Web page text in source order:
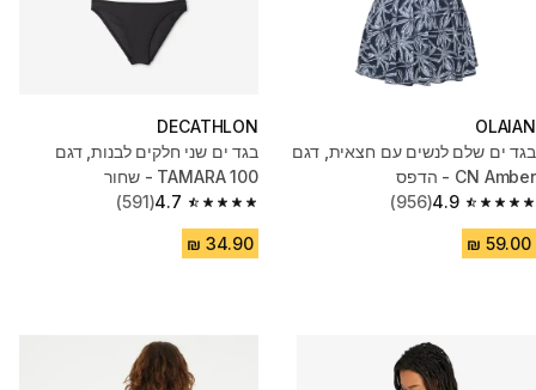
OLAIAN
בגד ים שלם לנשים עם חצאית, דגם
CN Amber - הדפס
4.9
4.9 out of 5 stars from 956 reviews
(956)
DECATHLON
בגד ים שני חלקים לבנות, דגם
TAMARA 100 - שחור
4.7
4.7 out of 5 stars from 591 reviews
(591)